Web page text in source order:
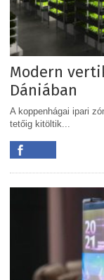
Modern
Dániában
A koppenhágai ipari
tetőig kitöltik...